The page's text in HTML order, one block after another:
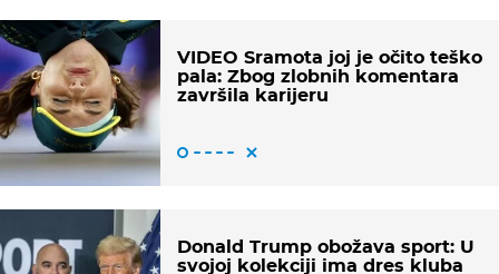
VIDEO Sramota joj je očito teško
pala: Zbog zlobnih komentara
završila karijeru
Donald Trump obožava sport: U
svojoj kolekciji ima dres kluba